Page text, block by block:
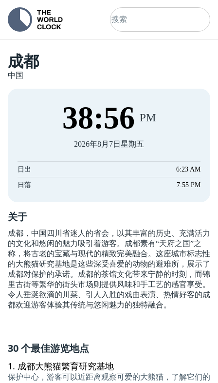
成都
中国
38:57 PM
2026年8月7日星期五
日出 6:23 AM
日落 7:55 PM
关于
成都，中国四川省迷人的省会，以其丰富的历史、充满活力
的文化和悠闲的魅力吸引着游客。成都素有“天府之国”之
称，将古老的宝藏与现代的精致完美融合。这座城市标志性
的大熊猫研究基地是这些深受喜爱的动物的避难所，展示了
成都对保护的承诺。成都的茶馆文化带来宁静的时刻，而锦
里古街等繁华的街头市场则提供风味和手工艺的感官享受。
令人垂涎欲滴的川菜、引人入胜的戏曲表演、热情好客的成
都欢迎游客体验其传统与悠闲魅力的独特融合。
30 个最佳游览地点
1. 成都大熊猫繁育研究基地
保护中心，游客可以近距离观察可爱的大熊猫，了解它们的